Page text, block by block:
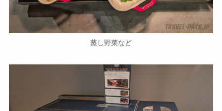
蒸し野菜など